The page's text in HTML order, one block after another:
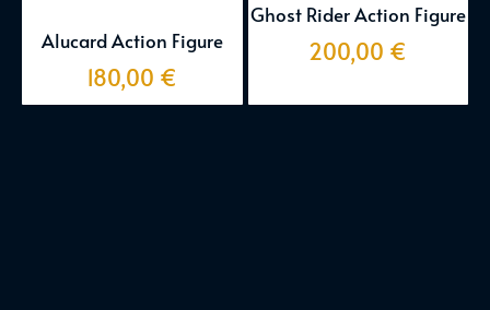
Alucard Action Figure
180,00 €
Ghost Rider Action Figure
200,00 €